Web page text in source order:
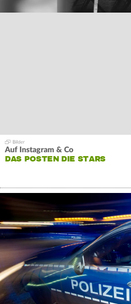
Auf Instagram & Co
DAS POSTEN DIE STARS